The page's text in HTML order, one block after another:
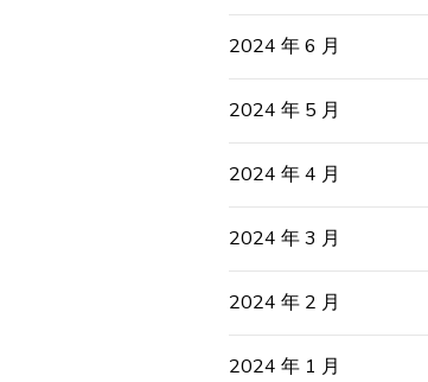
2024 年 6 月
2024 年 5 月
2024 年 4 月
2024 年 3 月
2024 年 2 月
2024 年 1 月